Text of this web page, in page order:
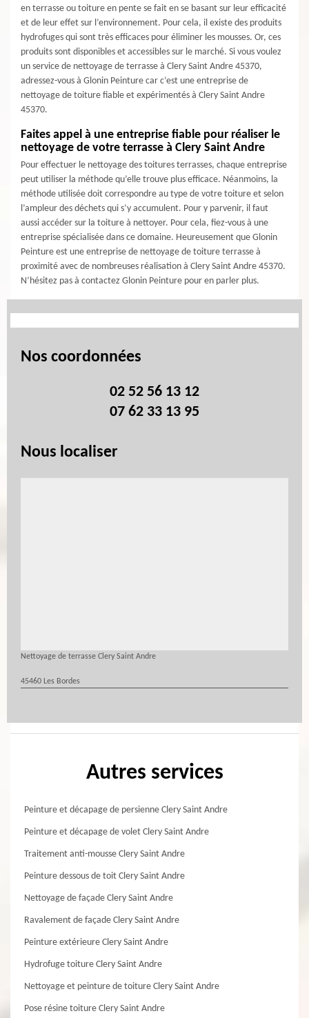
en terrasse ou toiture en pente se fait en se basant sur leur efficacité
et de leur effet sur l’environnement. Pour cela, il existe des produits
hydrofuges qui sont très efficaces pour éliminer les mousses. Or, ces
produits sont disponibles et accessibles sur le marché. Si vous voulez
un service de nettoyage de terrasse à Clery Saint Andre 45370,
adressez-vous à Glonin Peinture car c’est une entreprise de
nettoyage de toiture fiable et expérimentés à Clery Saint Andre
45370.
Faites appel à une entreprise fiable pour réaliser le
nettoyage de votre terrasse à Clery Saint Andre
Pour effectuer le nettoyage des toitures terrasses, chaque entreprise
peut utiliser la méthode qu’elle trouve plus efficace. Néanmoins, la
méthode utilisée doit correspondre au type de votre toiture et selon
l’ampleur des déchets qui s’y accumulent. Pour y parvenir, il faut
aussi accéder sur la toiture à nettoyer. Pour cela, fiez-vous à une
entreprise spécialisée dans ce domaine. Heureusement que Glonin
Peinture est une entreprise de nettoyage de toiture terrasse à
proximité avec de nombreuses réalisation à Clery Saint Andre 45370.
N’hésitez pas à contactez Glonin Peinture pour en parler plus.
Nos coordonnées
02 52 56 13 12
07 62 33 13 95
Nous localiser
Nettoyage de terrasse Clery Saint Andre
45460 Les Bordes
Autres services
Peinture et décapage de persienne Clery Saint Andre
Peinture et décapage de volet Clery Saint Andre
Traitement anti-mousse Clery Saint Andre
Peinture dessous de toit Clery Saint Andre
Nettoyage de façade Clery Saint Andre
Ravalement de façade Clery Saint Andre
Peinture extérieure Clery Saint Andre
Hydrofuge toiture Clery Saint Andre
Nettoyage et peinture de toiture Clery Saint Andre
Pose résine toiture Clery Saint Andre